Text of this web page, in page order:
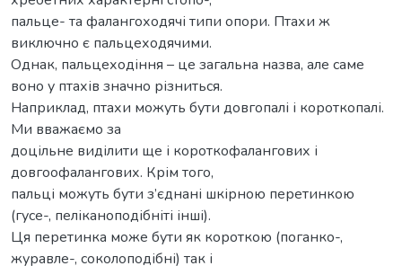
пальце- та фалангоходячі типи опори. Птахи ж
виключно є пальцеходячими.
Однак, пальцеходіння – це загальна назва, але саме
воно у птахів значно різниться.
Наприклад, птахи можуть бути довгопалі і короткопалі.
Ми вважаємо за
доцільне виділити ще і короткофалангових і
довгоофалангових. Крім того,
пальці можуть бути з’єднані шкірною перетинкою
(гусе-, пеліканоподібніті інші).
Ця перетинка може бути як короткою (поганко-,
журавле-, соколоподібні) так і